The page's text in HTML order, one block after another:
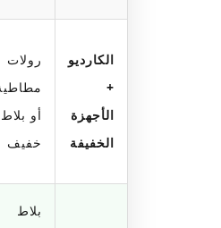
الكارديو
+
الأجهزة
الخفيفة
رولات
أو بلاط
خفيف
بلاط